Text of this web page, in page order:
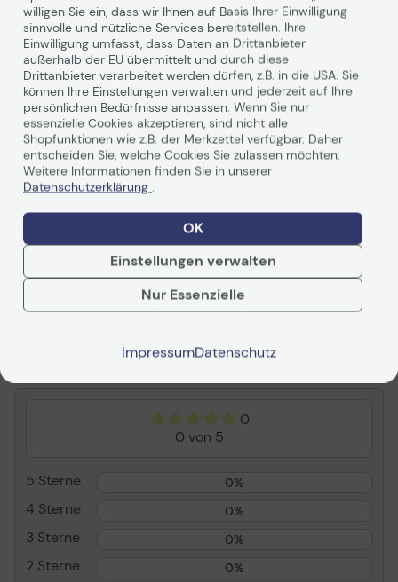
Allgemein
Produkttyp
MFP-Unterschrank
Produktmaterial
Holz
Abmessungen (Breite x
Tiefe x Höhe)
59.8 cm - 68.5 cm - 31.5
cm
Informationen zur Kompatibilität
Entwickelt für
Kyocera ECOSYS
P4060dn, P4060dn/KL2,
P4060dn/KL3, P8060cdn,
P8060cdn/KL3
Kyocera TASKalfa 2552ci,
4002i, 4052ci, 4053ci,
5002i, 5003i, 5052ci,
5053ci, 6002i, 6003i,
Weiterlesen
Bewertungen
Zusammenfassung
0
0 von 5
5 Sterne 0%
4 Sterne 0%
3 Sterne 0%
2 Sterne 0%
willigen Sie ein, dass wir Ihnen auf Basis Ihrer Einwilligung
sinnvolle und nützliche Services bereitstellen. Ihre
Einwilligung umfasst, dass Daten an Drittanbieter
außerhalb der EU übermittelt und durch diese
Drittanbieter verarbeitet werden dürfen, z.B. in die USA. Sie
können Ihre Einstellungen verwalten und jederzeit auf Ihre
persönlichen Bedürfnisse anpassen. Wenn Sie nur
essenzielle Cookies akzeptieren, sind nicht alle
Shopfunktionen wie z.B. der Merkzettel verfügbar. Daher
entscheiden Sie, welche Cookies Sie zulassen möchten.
Weitere Informationen finden Sie in unserer
Datenschutzerklärung .
OK
Einstellungen verwalten
Nur Essenzielle
ImpressumDatenschutz